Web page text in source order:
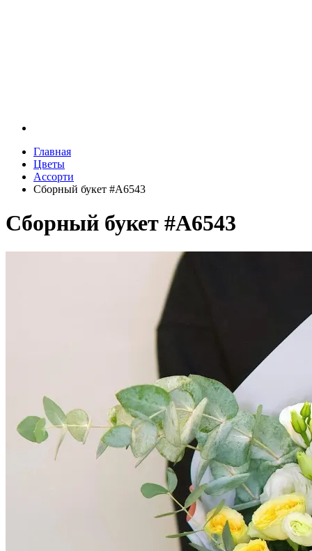
Главная
Цветы
Ассорти
Сборный букет #A6543
Сборный букет #A6543